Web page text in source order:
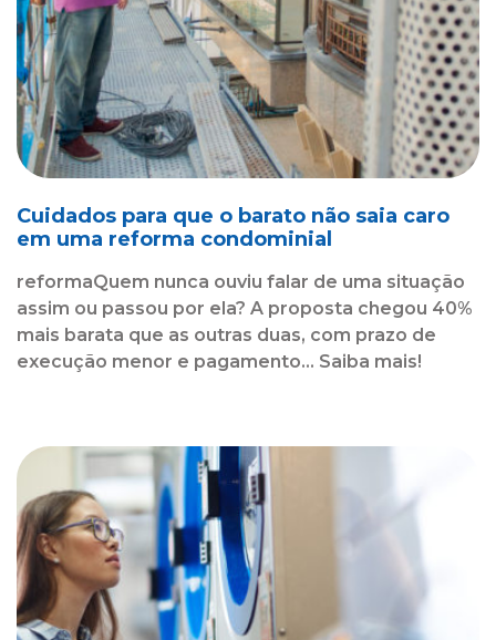
Cuidados para que o barato não saia caro
em uma reforma condominial
reformaQuem nunca ouviu falar de uma situação
assim ou passou por ela? A proposta chegou 40%
mais barata que as outras duas, com prazo de
execução menor e pagamento... Saiba mais!